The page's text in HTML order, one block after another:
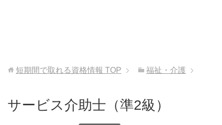
短期間で取れる資格情報 TOP 福祉・介護
サービス介助士（準2級）